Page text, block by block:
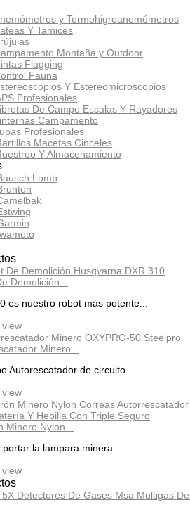
y Termohigroanemómetros
Y Tamices
Montaña y Outdoor
Flagging
Fauna
Y Estereomicroscopios
Profesionales
De Campo Escalas Y Rayadores
Campamento
Profesionales
Macetas Cinceles
Y Almacenamiento
Lomb
Demolición...
es nuestro robot más potente...
Minero...
Autorescatador de circuito...
Minero Nylon...
la lampara minera...